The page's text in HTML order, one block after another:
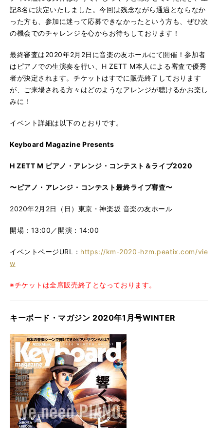
記8名に決定いたしました。今回は残念ながら通過とならなか
った方も、参加に迷って応募できなかったという方も、ぜひ次
の機会でのチャレンジを心からお待ちしております！
最終審査は2020年2月2日に音楽の友ホールにて開催！参加者
はピアノでの生演奏を行い、H ZETT M本人による審査で優秀
者が決定されます。チケットはすでに販売終了しております
が、ご来場される方々はどのようなアレンジが聴けるかお楽し
みに！
イベント詳細は以下のとおりです。
Keyboard Magazine Presents
H ZETT M ピアノ・アレンジ・コンテスト＆ライブ2020
〜ピアノ・アレンジ・コンテスト最終ライブ審査〜
2020年2月2日（日）東京・神楽坂 音楽の友ホール
開場：13:00／開演：14:00
イベントページURL： https://km-2020-hzm.peatix.com/vie
w
※チケットは全席販売終了となっております。
キーボード・マガジン 2020年1月号WINTER